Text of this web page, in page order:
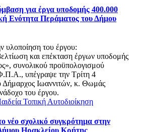
για έργα υποδομής 400.000
Ενότητα Περάματος του Δήμου
υλοποίηση του έργου:
και επέκταση έργων υποδομής
συνολικού προϋπολογισμού
υπέγραψε την Τρίτη 4
Ιωαννιτών, κ. Θωμάς
του έργου.
Τοπική Αυτοδιοίκηση
νέο σχολικό συγκρότημα στην